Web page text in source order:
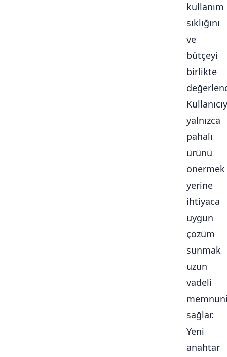
kullanım
sıklığını
ve
bütçeyi
birlikte
yalnızca
pahalı
ürünü
önermek
yerine
ihtiyaca
uygun
çözüm
sunmak
uzun
vadeli
sağlar.
Yeni
anahtar